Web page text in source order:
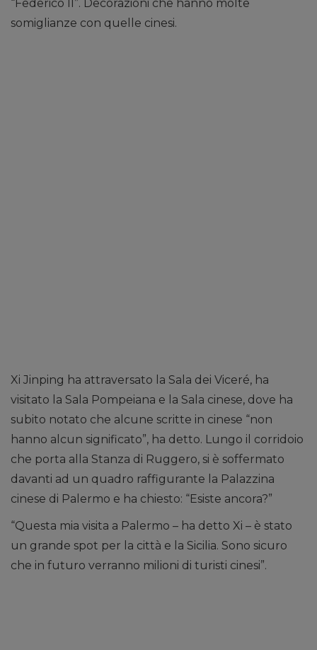
“Federico II”. Decorazioni che hanno molte
somiglianze con quelle cinesi.
Xi Jinping ha attraversato la Sala dei Viceré, ha
visitato la Sala Pompeiana e la Sala cinese, dove ha
subito notato che alcune scritte in cinese “non
hanno alcun significato”, ha detto. Lungo il corridoio
che porta alla Stanza di Ruggero, si è soffermato
davanti ad un quadro raffigurante la Palazzina
cinese di Palermo e ha chiesto: “Esiste ancora?”
“Questa mia visita a Palermo – ha detto Xi – è stato
un grande spot per la città e la Sicilia. Sono sicuro
che in futuro verranno milioni di turisti cinesi”.